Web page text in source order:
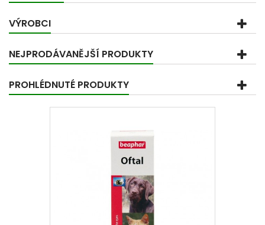
VÝROBCI
NEJPRODÁVANĚJŠÍ PRODUKTY
PROHLÉDNUTÉ PRODUKTY